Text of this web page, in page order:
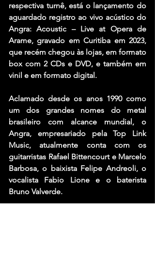
respectiva turnê, está o lançamento do
aguardado registro ao vivo acústico do
Angra: Acoustic – Live at Opera de
Arame, gravado em Curitiba em 2023,
que recém chegou às lojas, em formato
box com 2 CDs e DVD, e também em
vinil e em formato digital.
Aclamado desde os anos 1990 como
um dos grandes nomes do metal
brasileiro com alcance mundial, o
Angra, empresariado pela Top Link
Music, atualmente conta com os
guitarristas Rafael Bittencourt e Marcelo
Barbosa, o baixista Felipe Andreoli, o
vocalista Fabio Lione e o baterista
Bruno Valverde.